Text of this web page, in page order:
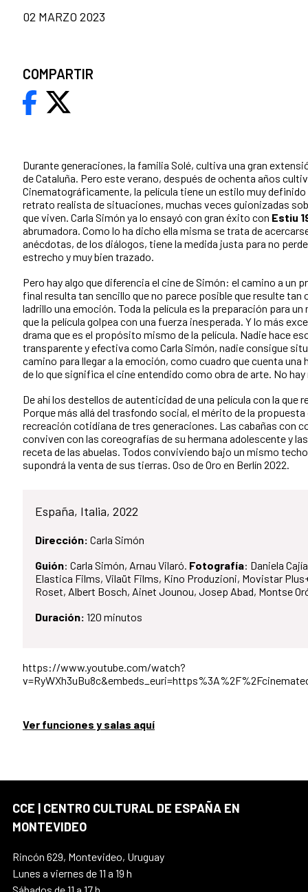
Durante generaciones, la familia Solé, cultiva una gran
de Cataluña. Pero este verano, después de ochenta años
Cinematográficamente, la película tiene un estilo muy
retrato realista de situaciones, muchas veces guionizadas
que viven. Carla Simón ya lo ensayó con gran éxito con Estiu
abrumadora. Como lo ha dicho ella misma se trata de
anécdotas, de los diálogos, tiene la medida justa para no
estrecho y muy bien trazado.
Pero hay algo que diferencia el cine de Simón: el camino a
final resulta tan sencillo que no parece posible que resulte
ladrillo una emoción. Toda la película es la preparación para
que la película golpea con una fuerza inesperada. Y lo más
drama que es el propósito mismo de la película. Nadie hace
transparente y efectiva como Carla Simón, nadie consigue
camino para llegar a la emoción, como cuadro que cuenta
de lo que significa el cine entendido como obra de arte. No
De ahí los destellos de autenticidad de una película con la
Porque más allá del trasfondo social, el mérito de la
recreación cotidiana de tres generaciones. Las cabañas con
conviven con las coreografías de su hermana adolescente y
receta de las abuelas. Todos conviviendo bajo un mismo
supondrá la venta de sus tierras. Oso de Oro en Berlín 2022.
España, Italia, 2022
Dirección: Carla Simón
Guión: Carla Simón, Arnau Vilaró. Fotografía: Daniela
Elastica Films, Vilaüt Films, Kino Produzioni, Movistar
Roset, Albert Bosch, Ainet Jounou, Josep Abad, Montse
Duración: 120 minutos
https://www.youtube.com/watch?
Ver funciones y salas aquí
02 MARZO 2023
COMPARTIR
CCE | CENTRO CULTURAL DE ESPAÑA EN
MONTEVIDEO
Rincón 629, Montevideo, Uruguay
Lunes a viernes de 11 a 19 h
Sábados de 11 a 17 h